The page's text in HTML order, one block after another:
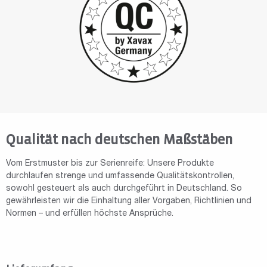
Qualität nach deutschen Maßstäben
Vom Erstmuster bis zur Serienreife: Unsere Produkte
durchlaufen strenge und umfassende Qualitätskontrollen,
sowohl gesteuert als auch durchgeführt in Deutschland. So
gewährleisten wir die Einhaltung aller Vorgaben, Richtlinien und
Normen – und erfüllen höchste Ansprüche.